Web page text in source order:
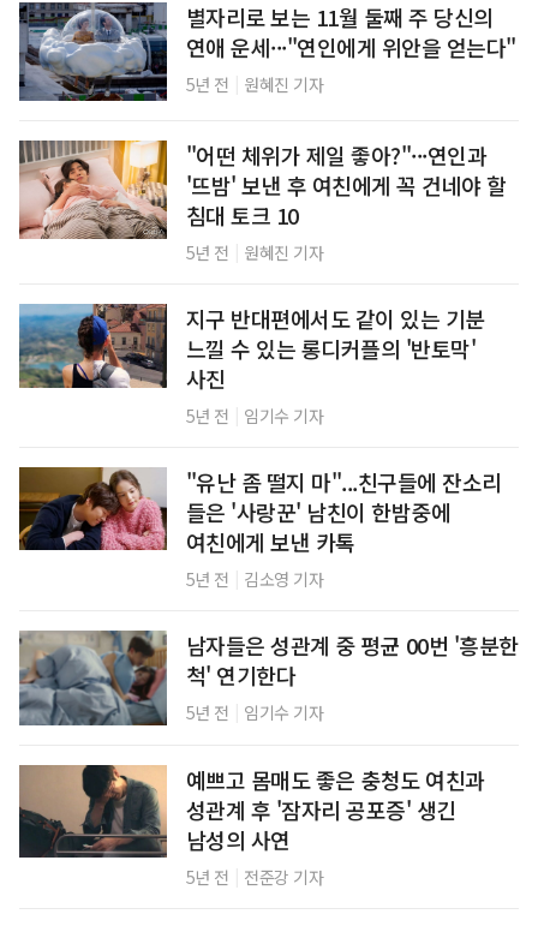
별자리로 보는 11월 둘째 주 당신의
연애 운세···"연인에게 위안을 얻는다"
5년 전 원혜진 기자
"어떤 체위가 제일 좋아?"···연인과
'뜨밤' 보낸 후 여친에게 꼭 건네야 할
침대 토크 10
5년 전 원혜진 기자
지구 반대편에서도 같이 있는 기분
느낄 수 있는 롱디커플의 '반토막'
사진
5년 전 임기수 기자
"유난 좀 떨지 마"...친구들에 잔소리
들은 '사랑꾼' 남친이 한밤중에
여친에게 보낸 카톡
5년 전 김소영 기자
남자들은 성관계 중 평균 00번 '흥분한
척' 연기한다
5년 전 임기수 기자
예쁘고 몸매도 좋은 충청도 여친과
성관계 후 '잠자리 공포증' 생긴
남성의 사연
5년 전 전준강 기자